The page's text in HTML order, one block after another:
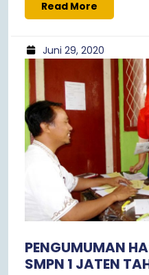
Read More
Juni 29, 2020
PENGUMUMAN
SMPN 1 JATEN